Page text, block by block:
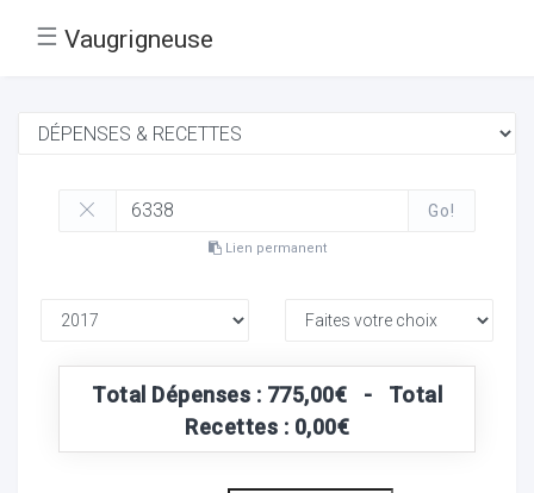
☰ Vaugrigneuse
Go!
Lien permanent
Total Dépenses : 775,00€ - Total
Recettes : 0,00€